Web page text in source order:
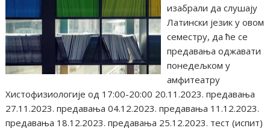
изабрали да слушају
Латински језик у овом
семестру, да ће се
предавања оджавати
понедељком у
амфитеатру
Хистофизиологије од 17:00-20:00 20.11.2023. предавања
27.11.2023. предавања 04.12.2023. предавања 11.12.2023.
предавања 18.12.2023. предавања 25.12.2023. тест (испит)